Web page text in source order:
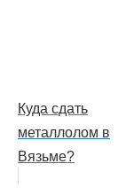
Куда сдать
металлолом в
Вязьме?